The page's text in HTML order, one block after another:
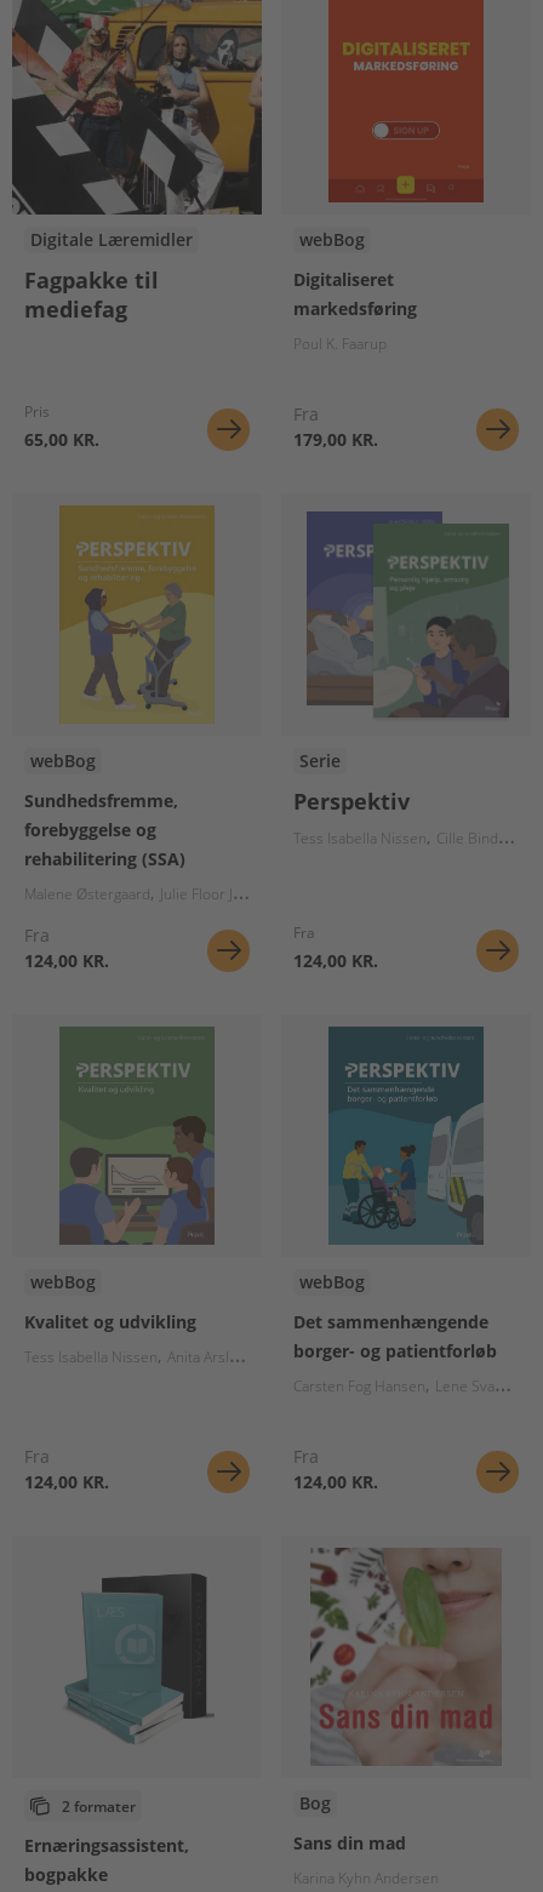
Digitale Læremidler
Fagpakke til
mediefag
Pris
65,00 KR.
webBog
Digitaliseret
markedsføring
Poul K. Faarup
Fra
179,00 KR.
webBog
Sundhedsfremme,
forebyggelse og
rehabilitering (SSA)
Malene Østergaard Julie Floor Johannesen
Fra
124,00 KR.
Serie
Perspektiv
Tess Isabella Nissen Cille Bindslev Rosentoft
Fra
124,00 KR.
webBog
Kvalitet og udvikling
Tess Isabella Nissen Anita Arslan Mette Dyrholm Hundsholdt
Fra
124,00 KR.
webBog
Det sammenhængende
borger- og patientforløb
Carsten Fog Hansen Lene Svanekjær
Fra
124,00 KR.
2 formater
Ernæringsassistent,
bogpakke
Bog
Sans din mad
Karina Kyhn Andersen